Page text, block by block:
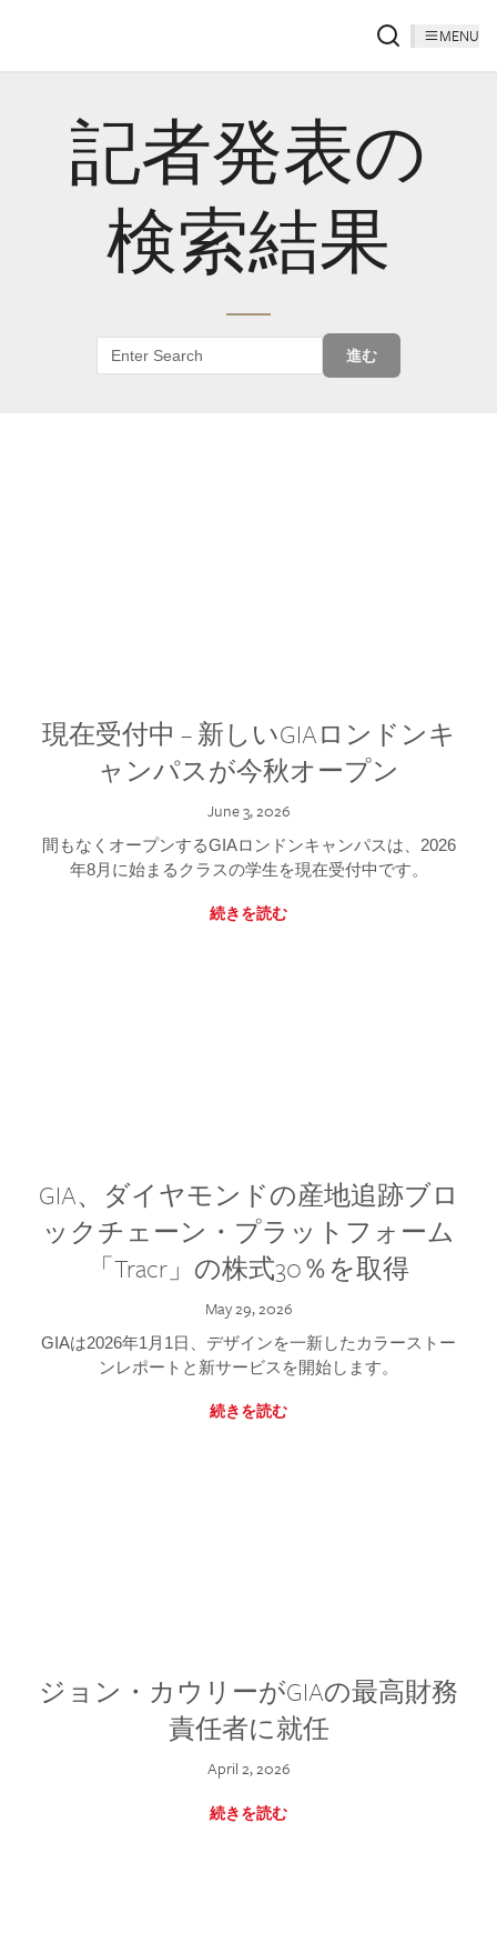
MENU
記者発表の
検索結果
進む
現在受付中 – 新しいGIAロンドンキ
ャンパスが今秋オープン
June 3, 2026
間もなくオープンするGIAロンドンキャンパスは、2026
年8月に始まるクラスの学生を現在受付中です。
続きを読む
GIA、ダイヤモンドの産地追跡ブロ
ックチェーン・プラットフォーム
「Tracr」の株式30％を取得
May 29, 2026
GIAは2026年1月1日、デザインを一新したカラーストー
ンレポートと新サービスを開始します。
続きを読む
ジョン・カウリーがGIAの最高財務
責任者に就任
April 2, 2026
続きを読む